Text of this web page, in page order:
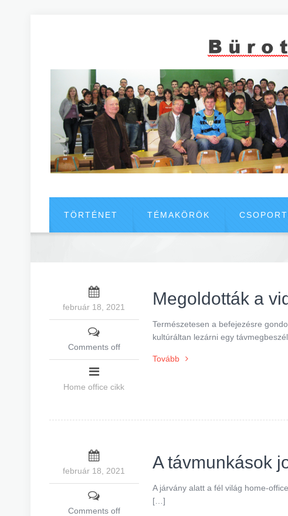
TÖRTÉNET TÉMAKÖRÖK
Megoldották a
Természetesen a befejezésre
kultúráltan lezárni egy
Tovább
február 18, 2021
Comments off
Home office cikk
A távmunkások
A járvány alatt a fél világ home-
[…]
február 18, 2021
Comments off